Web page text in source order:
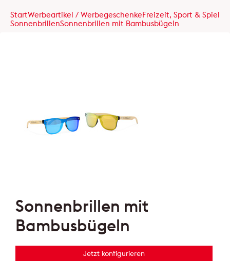
StartWerbeartikel / WerbegeschenkeFreizeit, Sport & Spiel
SonnenbrillenSonnenbrillen mit Bambusbügeln
Sonnenbrillen mit
Bambusbügeln
Jetzt konfigurieren